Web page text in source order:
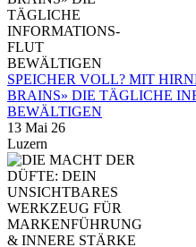
SPEICHER VOLL? MIT
BRAINS» DIE TÄGLICHE
BEWÄLTIGEN
13 Mai 26
Luzern